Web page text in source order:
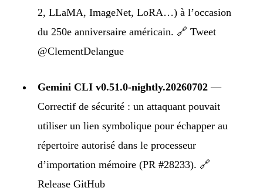
2, LLaMA, ImageNet, LoRA…) à l’occasion
du 250e anniversaire américain. 🔗 Tweet
@ClementDelangue
Gemini CLI v0.51.0-nightly.20260702 —
Correctif de sécurité : un attaquant pouvait
utiliser un lien symbolique pour échapper au
répertoire autorisé dans le processeur
d’importation mémoire (PR #28233). 🔗
Release GitHub